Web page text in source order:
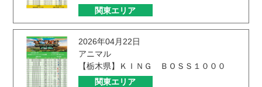
関東エリア
2026年04月22日
アニマル
【栃木県】ＫＩＮＧ ＢＯＳＳ１０００
関東エリア